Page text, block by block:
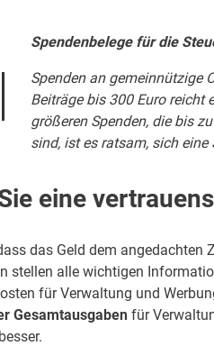
Spendenbelege für die
Spenden an gemeinnützige
Beiträge bis 300 Euro reicht
größeren Spenden, die bis
sind, ist es ratsam, sich
eine
das Geld dem
stellen alle wichtigen
für Verwaltung und
Gesamtausgaben für